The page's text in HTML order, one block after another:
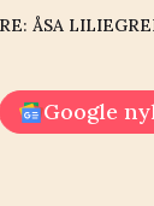
ÅSA
Google